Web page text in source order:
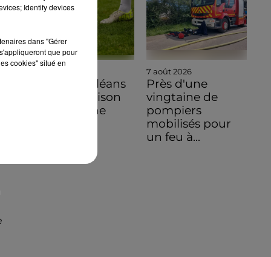
Ligue 3, Orléans
ouvre sa saison
en Bretagne
7 août 2026
Près d'une
vingtaine de
pompiers
mobilisés pour
un feu à...
Identify devices
dans "Gérer
que pour
cookies" situé en